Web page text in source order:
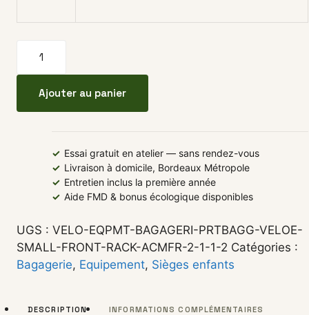
Ajouter au panier
✓ Essai gratuit en atelier — sans rendez-vous
✓ Livraison à domicile, Bordeaux Métropole
✓ Entretien inclus la première année
✓ Aide FMD & bonus écologique disponibles
UGS : VELO-EQPMT-BAGAGERI-PRTBAGG-VELOE-
SMALL-FRONT-RACK-ACMFR-2-1-1-2 Catégories :
Bagagerie, Equipement, Sièges enfants
DESCRIPTION INFORMATIONS COMPLÉMENTAIRES